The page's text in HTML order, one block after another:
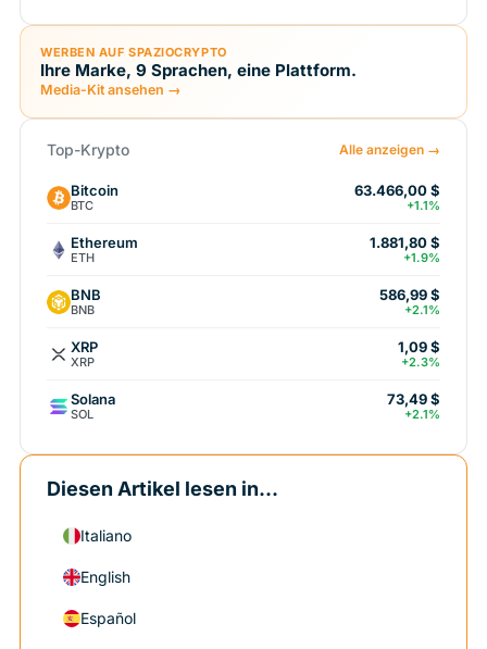
WERBEN AUF SPAZIOCRYPTO
Ihre Marke, 9 Sprachen, eine Plattform.
Media-Kit ansehen →
Top-Krypto Alle anzeigen →
Bitcoin
BTC
63.466,00 $
+1.1%
Ethereum
ETH
1.881,80 $
+1.9%
BNB
BNB
586,99 $
+2.1%
XRP
XRP
1,09 $
+2.3%
Solana
SOL
73,49 $
+2.1%
Diesen Artikel lesen in...
Italiano
English
Español